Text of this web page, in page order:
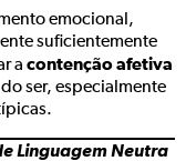
emocional,
suficientemente
a contenção afetiva
ser, especialmente
Linguagem Neutra